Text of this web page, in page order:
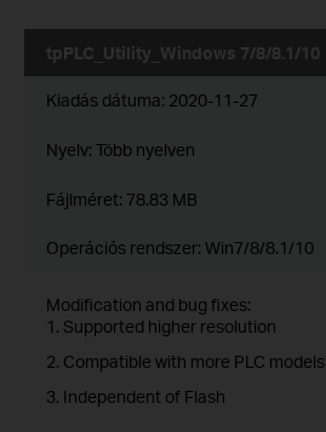
tpPLC_Utility_Windows 7/8/8.1/10
Kiadás dátuma: 2020-11-27
Nyelv: Több nyelven
Fájlméret: 78.83 MB
Operációs rendszer: Win7/8/8.1/10
Modification and bug fixes:
1. Supported higher resolution
2. Compatible with more PLC models
3. Independent of Flash